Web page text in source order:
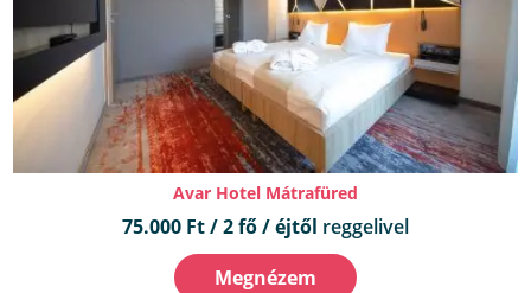
Avar Hotel Mátrafüred
75.000 Ft / 2 fő / éjtől reggelivel
Megnézem